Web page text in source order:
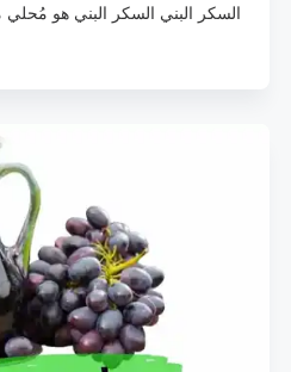
السكر البني السكر البني هو